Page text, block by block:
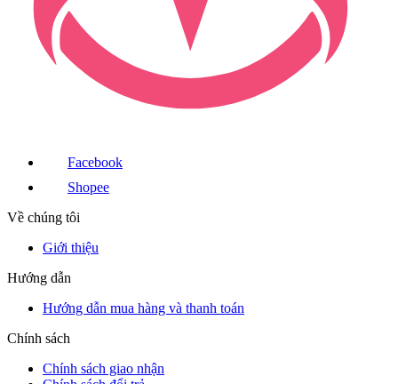
Facebook
Shopee
Về chúng tôi
Giới thiệu
Hướng dẫn
Hướng dẫn mua hàng và thanh toán
Chính sách
Chính sách giao nhận